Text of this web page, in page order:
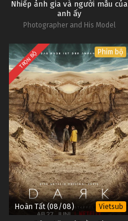
Nhiếp ảnh gia và người mẫu của
anh ấy
Photographer and His Model
TRỌN BỘ Phim bộ
Hoàn Tất (08/08) Vietsub